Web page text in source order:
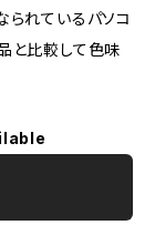
れているパソコ
と比較して色味